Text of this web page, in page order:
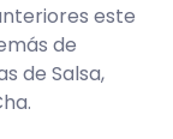
este
de
de Salsa,